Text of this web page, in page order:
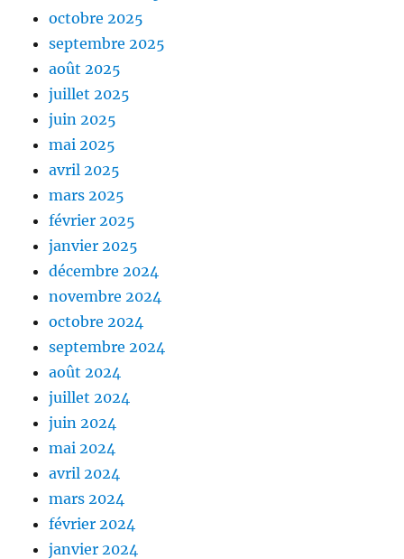
octobre 2025
septembre 2025
août 2025
juillet 2025
juin 2025
mai 2025
avril 2025
mars 2025
février 2025
janvier 2025
décembre 2024
novembre 2024
octobre 2024
septembre 2024
août 2024
juillet 2024
juin 2024
mai 2024
avril 2024
mars 2024
février 2024
janvier 2024